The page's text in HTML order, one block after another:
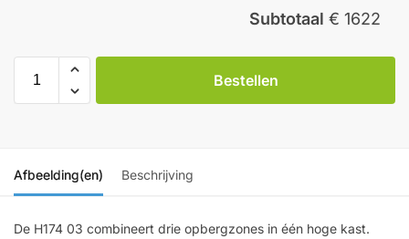
Subtotaal € 1622
Bestellen
Afbeelding(en) Beschrijving
De H174 03 combineert drie opbergzones in één hoge kast.